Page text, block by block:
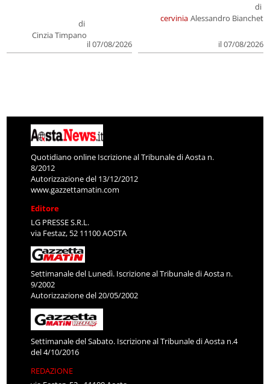
di
Cinzia Timpano
il 07/08/2026
cervinia
di
Alessandro Bianchet
il 07/08/2026
Quotidiano online Iscrizione al Tribunale di Aosta n.
8/2012
Autorizzazione del 13/12/2012
www.gazzettamatin.com
Editore
LG PRESSE S.R.L.
via Festaz, 52 11100 AOSTA
Settimanale del Lunedì. Iscrizione al Tribunale di Aosta n.
9/2002
Autorizzazione del 20/05/2002
Settimanale del Sabato. Iscrizione al Tribunale di Aosta n.4
del 4/10/2016
REDAZIONE